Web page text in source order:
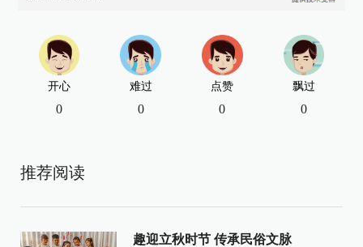
开心
0
难过
0
点赞
0
飘过
0
推荐阅读
趣迎立秋时节 传承民俗文脉